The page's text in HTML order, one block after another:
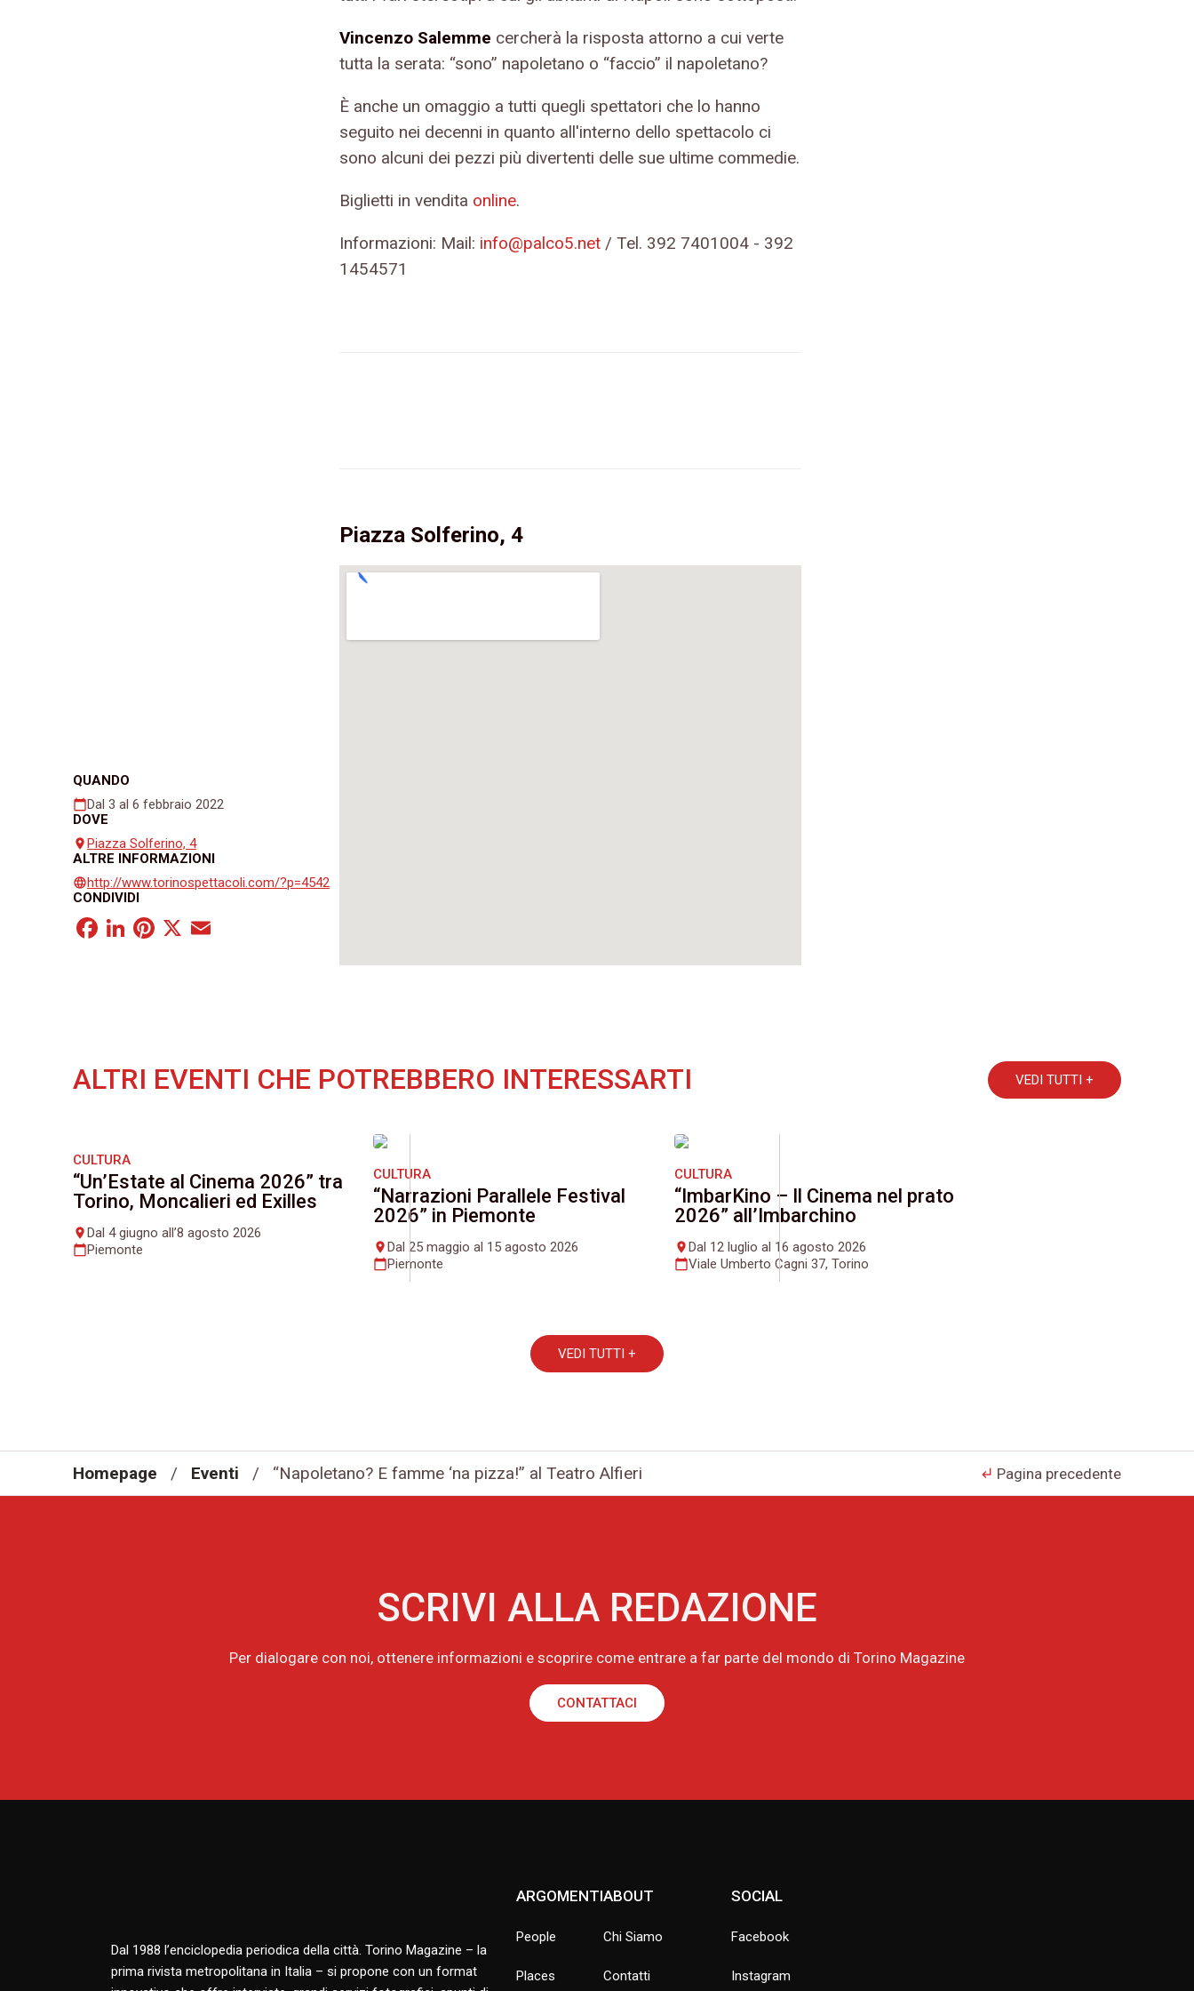
QUANDO
calendar_todayDal 3 al 6 febbraio 2022
DOVE
placePiazza Solferino, 4
ALTRE INFORMAZIONI
languagehttp://www.torinospettacoli.com/?p=4542
CONDIVIDI
Facebook
LinkedIn
Pinterest
X
Vincenzo Salemme cercherà la risposta attorno a cui verte
tutta la serata: “sono” napoletano o “faccio” il napoletano?
È anche un omaggio a tutti quegli spettatori che lo hanno
seguito nei decenni in quanto all'interno dello spettacolo ci
sono alcuni dei pezzi più divertenti delle sue ultime commedie.
Biglietti in vendita online.
Informazioni: Mail: info@palco5.net / Tel. 392 7401004 - 392
1454571
Piazza Solferino, 4
ALTRI EVENTI CHE POTREBBERO INTERESSARTI VEDI TUTTI +
CULTURA
“Un’Estate al Cinema 2026” tra
Torino, Moncalieri ed Exilles
placeDal 4 giugno all’8 agosto 2026
calendar_todayPiemonte
CULTURA
“Narrazioni Parallele Festival
2026” in Piemonte
place Dal 25 maggio al 15 agosto 2026
calendar_todayPiemonte
CULTURA
“ImbarKino – Il Cinema nel prato
2026” all’Imbarchino
placeDal 12 luglio al 16 agosto 2026
calendar_todayViale Umberto Cagni 37, Torino
VEDI TUTTI +
Homepage / Eventi / “Napoletano? E famme ‘na pizza!” al Teatro Alfieri subdirectory_arrow_left Pagina precedente
SCRIVI ALLA REDAZIONE
Per dialogare con noi, ottenere informazioni e scoprire come entrare a far parte del mondo di Torino Magazine
CONTATTACI
Dal 1988 l’enciclopedia periodica della città. Torino Magazine – la
prima rivista metropolitana in Italia – si propone con un format
ARGOMENTI
People
Places
ABOUT
Chi Siamo
Contatti
SOCIAL
Facebook
Instagram